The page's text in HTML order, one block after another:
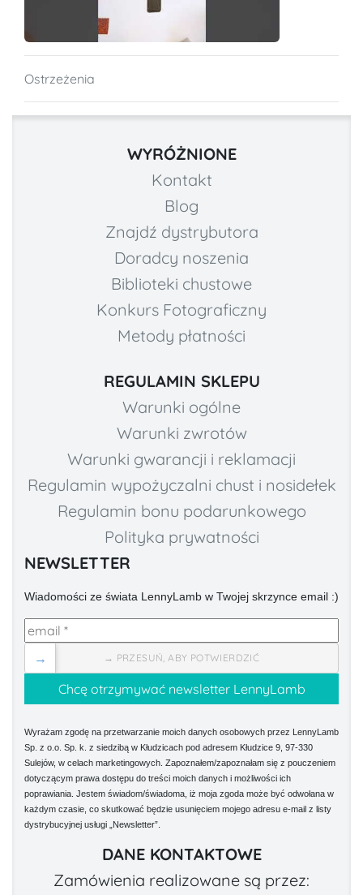
Ostrzeżenia
WYRÓŻNIONE
Kontakt
Blog
Znajdź dystrybutora
Doradcy noszenia
Biblioteki chustowe
Konkurs Fotograficzny
Metody płatności
REGULAMIN SKLEPU
Warunki ogólne
Warunki zwrotów
Warunki gwarancji i reklamacji
Regulamin wypożyczalni chust i nosidełek
Regulamin bonu podarunkowego
Polityka prywatności
NEWSLETTER
Wiadomości ze świata LennyLamb w Twojej skrzynce email :)
→ PRZESUŃ, ABY POTWIERDZIĆ
→
Wyrażam zgodę na przetwarzanie moich danych osobowych przez LennyLamb
Sp. z o.o. Sp. k. z siedzibą w Kłudzicach pod adresem Kłudzice 9, 97-330
Sulejów, w celach marketingowych. Zapoznałem/zapoznałam się z pouczeniem
dotyczącym prawa dostępu do treści moich danych i możliwości ich
poprawiania. Jestem świadom/świadoma, iż moja zgoda może być odwołana w
każdym czasie, co skutkować będzie usunięciem mojego adresu e-mail z listy
dystrybucyjnej usługi „Newsletter”.
DANE KONTAKTOWE
Zamówienia realizowane są przez: